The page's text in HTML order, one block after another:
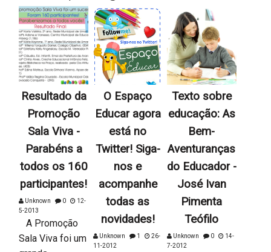
Resultado da
Promoção
Sala Viva -
Parabéns a
todos os 160
participantes!
Unknown 0
12-
5-2013
A Promoção
Sala Viva foi um
O Espaço
Educar agora
está no
Twitter! Siga-
nos e
acompanhe
todas as
novidades!
Unknown 1
26-
11-2012
Texto sobre
educação: As
Bem-
Aventuranças
do Educador -
José Ivan
Pimenta
Teófilo
Unknown 0
14-
7-2012